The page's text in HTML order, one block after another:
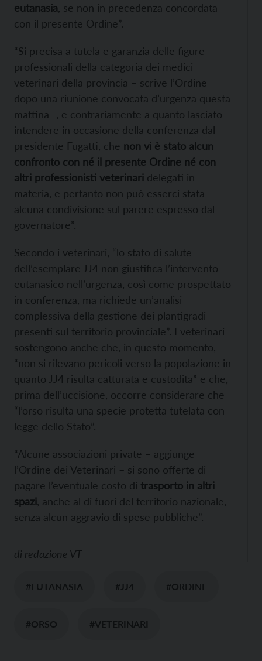
eutanasia , se non in precedenza concordata
con il presente Ordine”.
“Si precisa a tutela e garanzia delle figure
professionali della categoria dei medici
veterinari della provincia – scrive l’Ordine
dopo una riunione convocata d’urgenza questa
mattina -, e contrariamente a quanto lasciato
intendere in occasione della conferenza dal
presidente Fugatti, che non vi è stato alcun
confronto con né il presente Ordine né con
altri professionisti veterinari delegati in
materia, e pertanto non può esserci stata
alcuna condivisione sul parere espresso dal
governatore”.
Secondo i veterinari, “lo stato di salute
dell’esemplare JJ4 non giustifica l’intervento
eutanasico nell’urgenza, così come prospettato
in conferenza, ma richiede un’analisi
complessiva della gestione dei plantigradi
presenti sul territorio provinciale”. I veterinari
sostengono anche che, in questo momento,
“non si rilevano pericoli verso la popolazione in
quanto JJ4 risulta catturata e custodita” e che,
prima dell’uccisione, occorre considerare che
“l’orso risulta una specie protetta tutelata con
legge dello Stato”.
“Alcune associazioni private – aggiunge
l’Ordine dei Veterinari – si sono offerte di
pagare l’eventuale costo di trasporto in altri
spazi , anche al di fuori del territorio nazionale,
senza alcun aggravio di spese pubbliche”.
di redazione VT
#EUTANASIA #JJ4 #ORDINE
#ORSO #VETERINARI